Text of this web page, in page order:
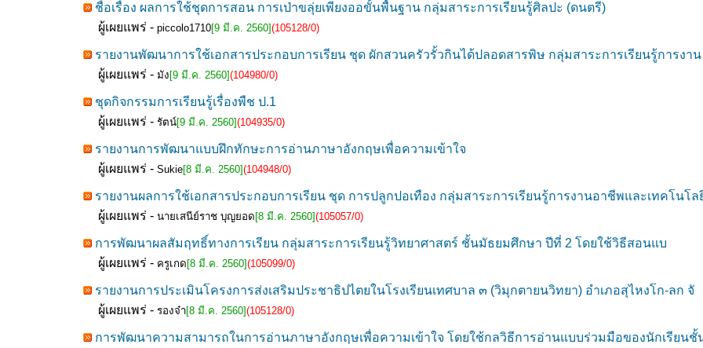
ชื่อเรื่อง ผลการใช้ชุดการสอน การเป่าขลุ่ยเพียงออขั้นพื้นฐาน กลุ่มสาระการเรียนรู้ศิลปะ (ดนตรี)
ผู้เผยแพร่ - piccolo1710[9 มี.ค. 2560](105128/0)
รายงานพัฒนาการใช้เอกสารประกอบการเรียน ชุด ผักสวนครัวรั้วกินได้ปลอดสารพิษ กลุ่มสาระการเรียนรู้การงาน
ผู้เผยแพร่ - มัง [9 มี.ค. 2560](104980/0)
ชุดกิจกรรมการเรียนรู้เรื่องพืช ป.1
ผู้เผยแพร่ - รัตน์[9 มี.ค. 2560](104935/0)
รายงานการพัฒนาแบบฝึกทักษะการอ่านภาษาอังกฤษเพื่อความเข้าใจ
ผู้เผยแพร่ - Sukie[8 มี.ค. 2560](104948/0)
รายงานผลการใช้เอกสารประกอบการเรียน ชุด การปลูกปอเทือง กลุ่มสาระการเรียนรู้การงานอาชีพและเทคโนโล
ผู้เผยแพร่ - นายเสนีย์ราช บุญยอด [8 มี.ค. 2560](105057/0)
การพัฒนาผลสัมฤทธิ์ทางการเรียน กลุ่มสาระการเรียนรู้วิทยาศาสตร์ ชั้นมัธยมศึกษา ปีที่ 2 โดยใช้วิธีสอนแบ
ผู้เผยแพร่ - ครูเกด [8 มี.ค. 2560](105099/0)
รายงานการประเมินโครงการส่งเสริมประชาธิปไตยในโรงเรียนเทศบาล ๓ (วิมุกตายนวิทยา) อำเภอสุไหงโก-ลก จั
ผู้เผยแพร่ - รองจ๋า[8 มี.ค. 2560](105128/0)
การพัฒนาความสามารถในการอ่านภาษาอังกฤษเพื่อความเข้าใจ โดยใช้กลวิธีการอ่านแบบร่วมมือของนักเรียนชั้